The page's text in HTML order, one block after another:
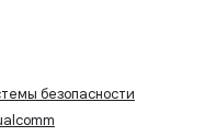
безопасности